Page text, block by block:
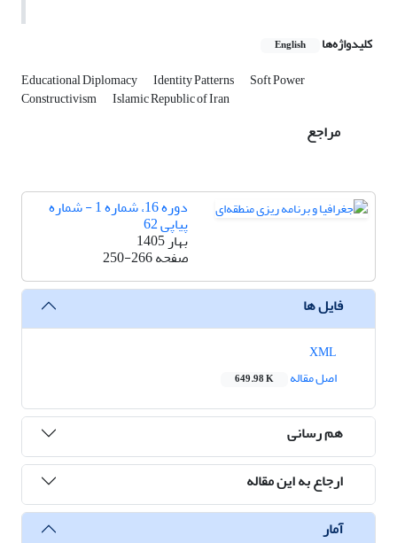
کلیدواژه‌ها English
Educational Diplomacy Identity Patterns Soft Power
Constructivism Islamic Republic of Iran
مراجع
دوره 16، شماره 1 - شماره
پیاپی 62
بهار 1405
صفحه250-266
فایل ها
اصل مقاله
649.98 K
هم رسانی
ارجاع به این مقاله
آمار